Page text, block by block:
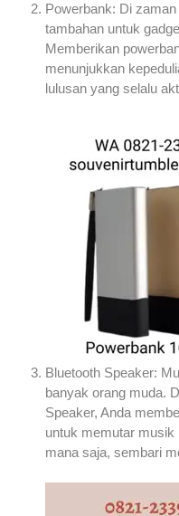
Powerbank: Di
tambahan untuk
Memberikan
menunjukkan
lulusan yang
Bluetooth Speaker:
banyak orang muda.
Speaker, Anda
untuk memutar
mana saja, sembari